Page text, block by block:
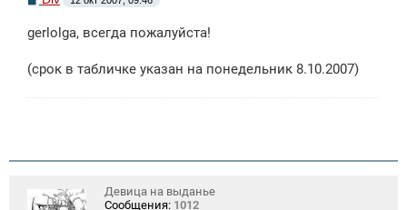
б
н
gerlolga, всегда пожалуйста!
(срок в табличке указан на понедельник 8.10.2007)
Девица на выданье
Сообщения: 1012